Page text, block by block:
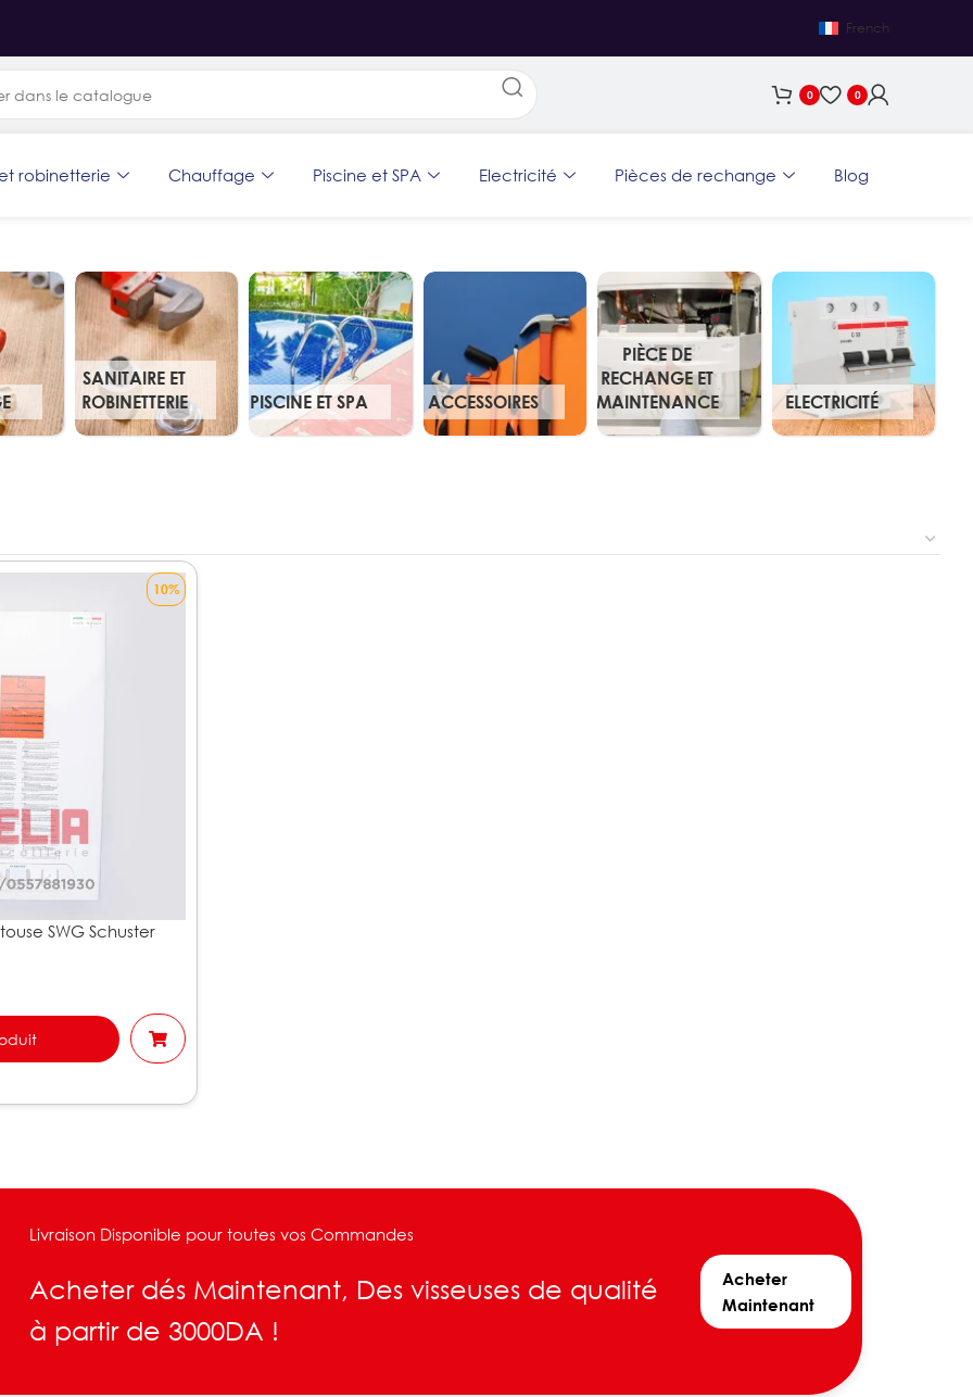
French
0 0
robinetterie Chauffage Piscine et SPA Electricité Pièces de rechange Blog
SANITAIRE ET
ROBINETTERIE
PISCINE ET SPA ACCESSOIRES
PIÈCE DE
RECHANGE ET
MAINTENANCE
ELECTRICITÉ
10%
SWG Schuster
Livraison Disponible pour toutes vos Commandes
Acheter dés Maintenant, Des visseuses de qualité
à partir de 3000DA !
Acheter
Maintenant